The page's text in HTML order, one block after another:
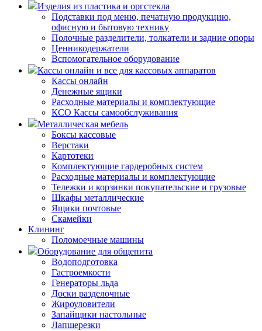
Изделия из пластика и оргстекла
Подставки под меню, печатную продукцию,
офисную и бытовую технику
Полочные разделители, толкатели и задние опоры
Ценникодержатели
Вспомогательное оборудование
Кассы онлайн и все для кассовых аппаратов
Кассы онлайн
Денежные ящики
Расходные материалы и комплектующие
КСО Кассы самообслуживания
Металлическая мебель
Боксы кассовые
Верстаки
Картотеки
Комплектующие гардеробных систем
Расходные материалы и комплектующие
Тележки и корзинки покупательские и грузовые
Шкафы металлические
Ящики почтовые
Скамейки
Клининг
Поломоечные машины
Оборудование для общепита
Водоподготовка
Гастроемкости
Генераторы льда
Доски разделочные
Жироуловители
Запайщики настольные
Лапшерезки